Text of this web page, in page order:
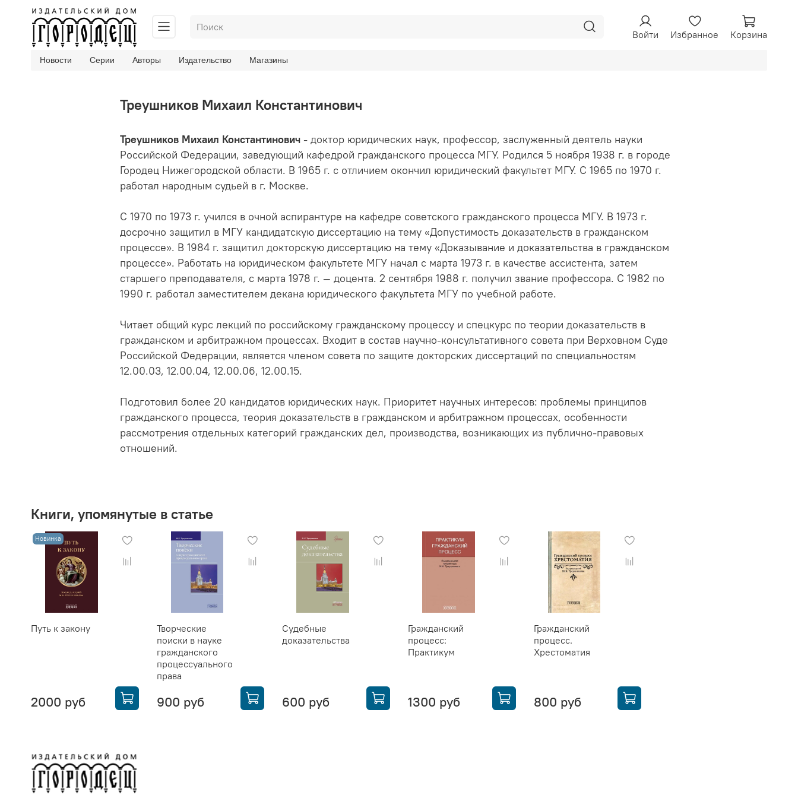
Войти Избранное Корзина
Новости Серии Авторы Издательство Магазины
Треушников Михаил Константинович
Треушников Михаил Константинович - доктор юридических наук, профессор, заслуженный деятель науки
Российской Федерации, заведующий кафедрой гражданского процесса МГУ. Родился 5 ноября 1938 г. в городе
Городец Нижегородской области. В 1965 г. с отличием окончил юридический факультет МГУ. С 1965 по 1970 г.
работал народным судьей в г. Москве.
С 1970 по 1973 г. учился в очной аспирантуре на кафедре советского гражданского процесса МГУ. В 1973 г.
досрочно защитил в МГУ кандидатскую диссертацию на тему «Допустимость доказательств в гражданском
процессе». В 1984 г. защитил докторскую диссертацию на тему «Доказывание и доказательства в гражданском
процессе». Работать на юридическом факультете МГУ начал с марта 1973 г. в качестве ассистента, затем
старшего преподавателя, с марта 1978 г. — доцента. 2 сентября 1988 г. получил звание профессора. С 1982 по
1990 г. работал заместителем декана юридического факультета МГУ по учебной работе.
Читает общий курс лекций по российскому гражданскому процессу и спецкурс по теории доказательств в
гражданском и арбитражном процессах. Входит в состав научно-консультативного совета при Верховном Суде
Российской Федерации, является членом совета по защите докторских диссертаций по специальностям
12.00.03, 12.00.04, 12.00.06, 12.00.15.
Подготовил более 20 кандидатов юридических наук. Приоритет научных интересов: проблемы принципов
гражданского процесса, теория доказательств в гражданском и арбитражном процессах, особенности
рассмотрения отдельных категорий гражданских дел, производства, возникающих из публично-правовых
отношений.
Книги, упомянутые в статье
Новинка
Путь к закону
2000 руб
Творческие
поиски в науке
гражданского
процессуального
права
900 руб
Судебные
доказательства
600 руб
Гражданский
процесс:
Практикум
1300 руб
Гражданский
процесс.
Хрестоматия
800 руб